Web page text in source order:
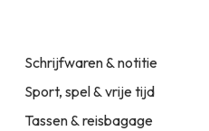
Schrijfwaren & notitie
Sport, spel & vrije tijd
Tassen & reisbagage